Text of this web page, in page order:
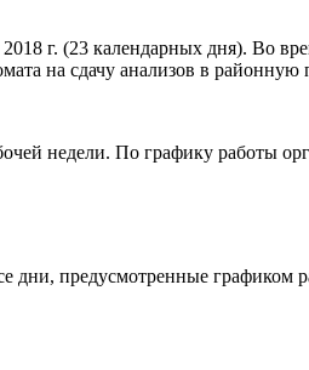
г. (23 календарных дня). Во
на сдачу анализов в районную
недели. По графику работы
дни, предусмотренные графиком